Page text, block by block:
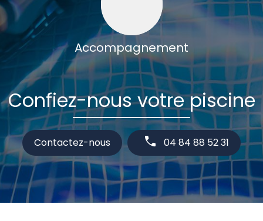
Accompagnement
Confiez-nous votre piscine
Contactez-nous 04 84 88 52 31